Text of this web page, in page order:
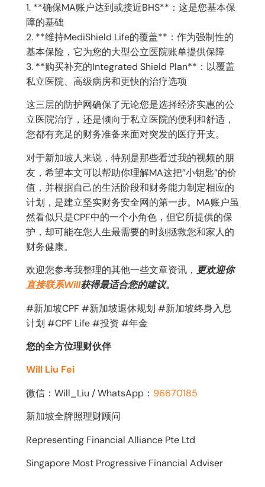
1. **确保MA账户达到或接近BHS**：这是您基本保
障的基础
2. **维持MediShield Life的覆盖**：作为强制性的
基本保险，它为您的大型公立医院账单提供保障
3. **购买补充的Integrated Shield Plan**：以覆盖
私立医院、高级病房和更快的治疗选项
这三层的防护网确保了无论您是选择经济实惠的公
立医院治疗，还是倾向于私立医院的便利和舒适，
您都有充足的财务准备来面对突发的医疗开支。
对于新加坡人来说，特别是那些看过我的视频的朋
友，希望本文可以帮助你理解MA这把”小钥匙”的价
值，并根据自己的生活阶段和财务能力制定相应的
计划，是建立坚实财务安全网的第一步。MA账户虽
然看似只是CPF中的一个小角色，但它所提供的保
护，却可能在您人生最需要的时刻拯救您和家人的
财务健康。
欢迎您参考我整理的其他一些文章资讯， 更欢迎你
直接联系Will获得最适合您的建议。
#新加坡CPF #新加坡退休规划 #新加坡终身入息
计划 #CPF Life #投资 #年金
您的全方位理财伙伴
Will Liu Fei
微信：Will_Liu / WhatsApp： 96670185
新加坡全牌照理财顾问
Representing Financial Alliance Pte Ltd
Singapore Most Progressive Financial Adviser